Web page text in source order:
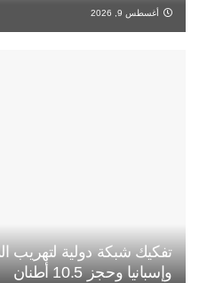
أغسطس 9, 2026
تفكيك شبكة دولية لتهريب
وإسبانيا وحجز 10.5 أطنان